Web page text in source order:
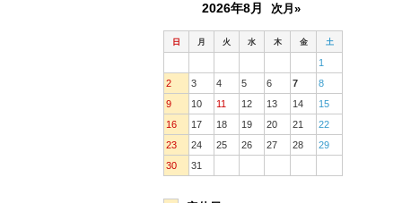
2026年8月 次月»
日 月 火 水 木 金 土
1
2
3 4 5 6 7
8
9
10 11 12 13 14
15
16
17 18 19 20 21
22
23
24 25 26 27 28
29
30
31